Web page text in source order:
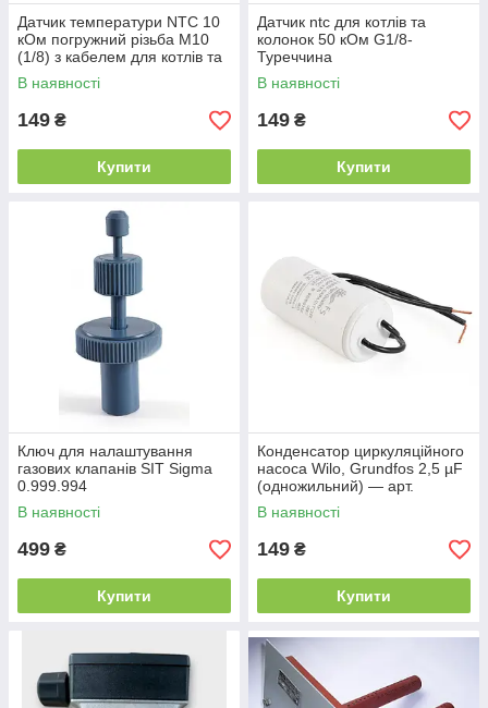
Датчик температури NTC 10
кОм погружний різьба М10
(1/8) з кабелем для котлів та
бойлерів
В наявності
149 ₴
Купити
Датчик ntc для котлів та
колонок 50 кОм G1/8-
Туреччина
В наявності
149 ₴
Купити
Ключ для налаштування
газових клапанів SIT Sigma
0.999.994
В наявності
499 ₴
Купити
Конденсатор циркуляційного
насоса Wilo, Grundfos 2,5 µF
(одножильний) — арт.
4533921
В наявності
149 ₴
Купити